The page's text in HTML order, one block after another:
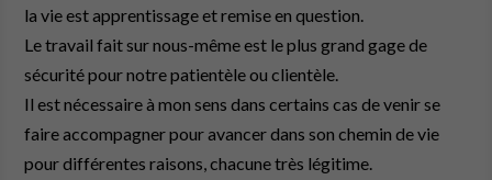
la vie est apprentissage et remise en question.
Le travail fait sur nous-même est le plus grand gage de
sécurité pour notre patientèle ou clientèle.
Il est nécessaire à mon sens dans certains cas de venir se
faire accompagner pour avancer dans son chemin de vie
pour différentes raisons, chacune très légitime.